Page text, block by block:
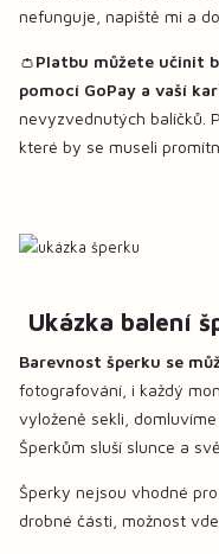
nefunguje, napiště mi a
👛Platbu můžete učinit
pomocí GoPay a vaší
nevyzvednutých balíčků.
které by se museli
Ukázka balení
Barevnost šperku se
fotografování, i každý
vyloženě sekli,
Šperkům sluší slunce a
Šperky nejsou vhodné
drobné části, možnost